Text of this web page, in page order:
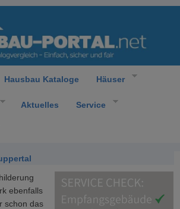
Hausbau Kataloge Häuser
Aktuelles Service
ebenfalls
schon das